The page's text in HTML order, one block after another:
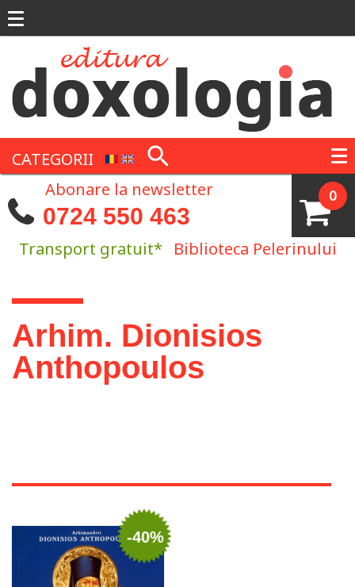
CATEGORII
0
Abonare la newsletter
0724 550 463
Transport gratuit* Biblioteca Pelerinului
Eşti aici
Arhim. Dionisios
Anthopoulos
-40%